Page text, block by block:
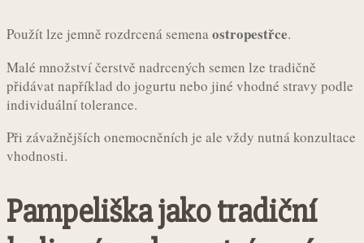
Použít lze jemně rozdrcená semena ostropestřce.
Malé množství čerstvě nadrcených semen lze tradičně
přidávat například do jogurtu nebo jiné vhodné stravy podle
individuální tolerance.
Při závažnějších onemocněních je ale vždy nutná konzultace
vhodnosti.
Pampeliška jako tradiční